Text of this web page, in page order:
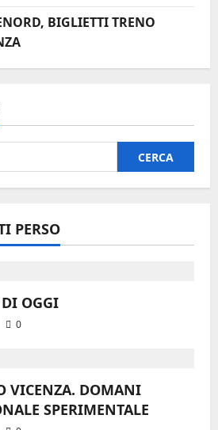
BIGLIETTI TRENO
PERSO
OGGI
0
VICENZA. DOMANI
SPERIMENTALE